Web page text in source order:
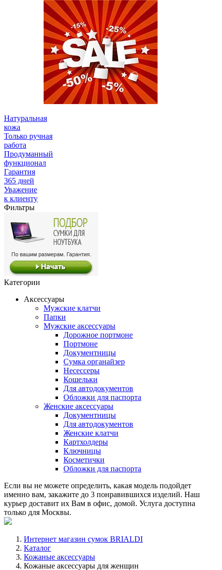
Натуральная
кожа
Только ручная
работа
Продуманный
функционал
Гарантия
365 дней
Уважение
к клиенту
Фильтры
Категории
Аксессуары
Мужские клатчи
Папки
Мужские аксессуары
Дорожное портмоне
Портмоне
Документницы
Сумка органайзер
Несессеры
Кошельки
Для автодокументов
Обложки для паспорта
Женские аксессуары
Документницы
Для автодокументов
Женские клатчи
Картхолдеры
Ключницы
Косметички
Обложки для паспорта
Если вы не можете определить, какая модель подойдет
именно вам, закажите до 3 понравившихся изделий. Наш
курьер доставит их Вам в офис, домой. Услуга доступна
только для Москвы.
Интернет магазин сумок BRIALDI
Каталог
Кожаные аксессуары
Кожаные аксессуары для женщин